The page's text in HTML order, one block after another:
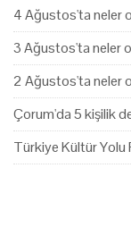
4 Ağustos'ta neler
3 Ağustos'ta neler
2 Ağustos'ta neler
Çorum'da 5 kişilik
Türkiye Kültür Yolu